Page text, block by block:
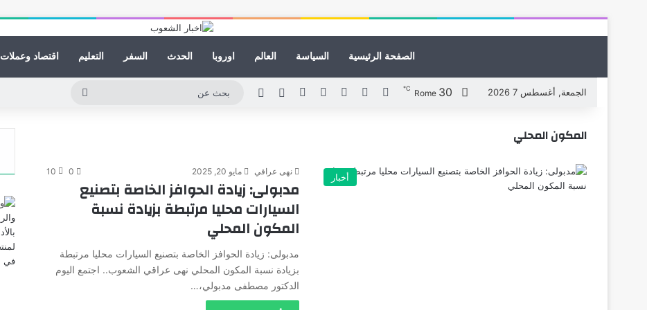
الصفحة الرئيسية السياسة العالم اوروبا الحدث السفر التعليم اقتصاد وعملات
الجمعة, أغسطس 7 2026 Rome 30
℃ فيسبوك لينكدإنيوتيوب انستقراممقال عشوائي
الوضع المظلم
المكون المحلي
أخبار
نهى عراقي مايو 20, 2025 0
10
مدبولى: زيادة الحوافز الخاصة بتصنيع
السيارات محليا مرتبطة بزيادة نسبة
المكون المحلي
مدبولى: زيادة الحوافز الخاصة بتصنيع السيارات محليا مرتبطة
بزيادة نسبة المكون المحلي نهى عراقي الشعوب.. اجتمع اليوم
الدكتور مصطفى مدبولي،…